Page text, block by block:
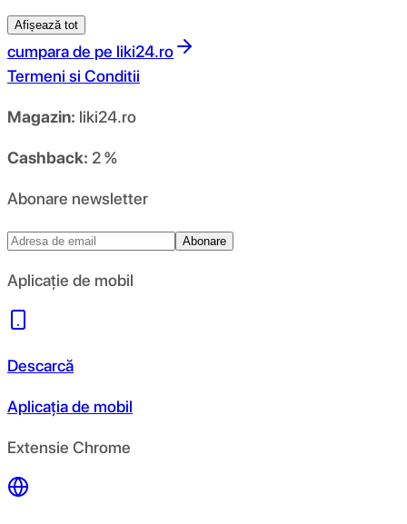
Afișează tot
cumpara de pe liki24.ro
Termeni si Conditii
Magazin: liki24.ro
Cashback: 2 %
Abonare newsletter
Abonare
Aplicație de mobil
Descarcă
Aplicația de mobil
Extensie Chrome